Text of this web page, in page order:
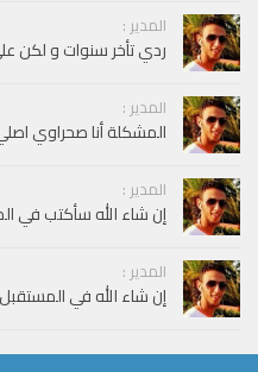
المدير :
ردي تأخر سنوات و لكن على
المدير :
المشكلة أنا صحراوي اصلي
المدير :
إن شاء الله سأكتب في
المدير :
إن شاء الله في المستقبل